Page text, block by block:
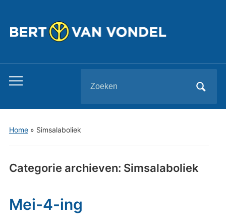
Toggle
menu
naar:
Home» Simsalaboliek
Categorie archieven: Simsalaboliek
Mei-4-ing